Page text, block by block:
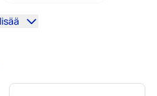
L'OR-kahvipavut
Lamborghini -kahvipavut